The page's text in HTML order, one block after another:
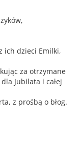
ich dzieci Emilki,
za otrzymane
Jubilata i całej
z prośbą o błog.